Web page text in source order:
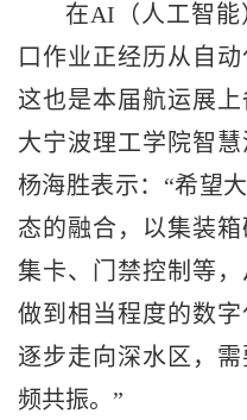
在AI（人工智
口作业正经历从自
这也是本届航运展
大宁波理工学院智
杨海胜表示：“希望
态的融合，以集装
集卡、门禁控制等
做到相当程度的数
逐步走向深水区，
频共振。”